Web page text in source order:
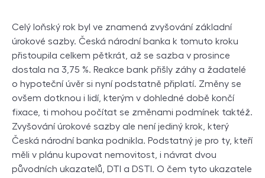
Celý loňský rok byl ve znamená zvyšování základní
úrokové sazby. Česká národní banka k tomuto kroku
přistoupila celkem pětkrát, až se sazba v prosince
dostala na 3,75 %. Reakce bank přišly záhy a žadatelé
o hypoteční úvěr si nyní podstatně připlatí. Změny se
ovšem dotknou i lidí, kterým v dohledné době končí
fixace, ti mohou počítat se změnami podmínek taktéž.
Zvyšování úrokové sazby ale není jediný krok, který
Česká národní banka podnikla. Podstatný je pro ty, kteří
měli v plánu kupovat nemovitost, i návrat dvou
původních ukazatelů, DTI a DSTI. O čem tyto ukazatele